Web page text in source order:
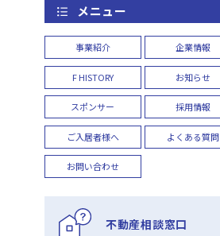
メニュー
事業紹介 企業情報
F HISTORY お知らせ
スポンサー 採用情報
ご入居者様へ よくある質問
お問い合わせ
不動産相談窓口